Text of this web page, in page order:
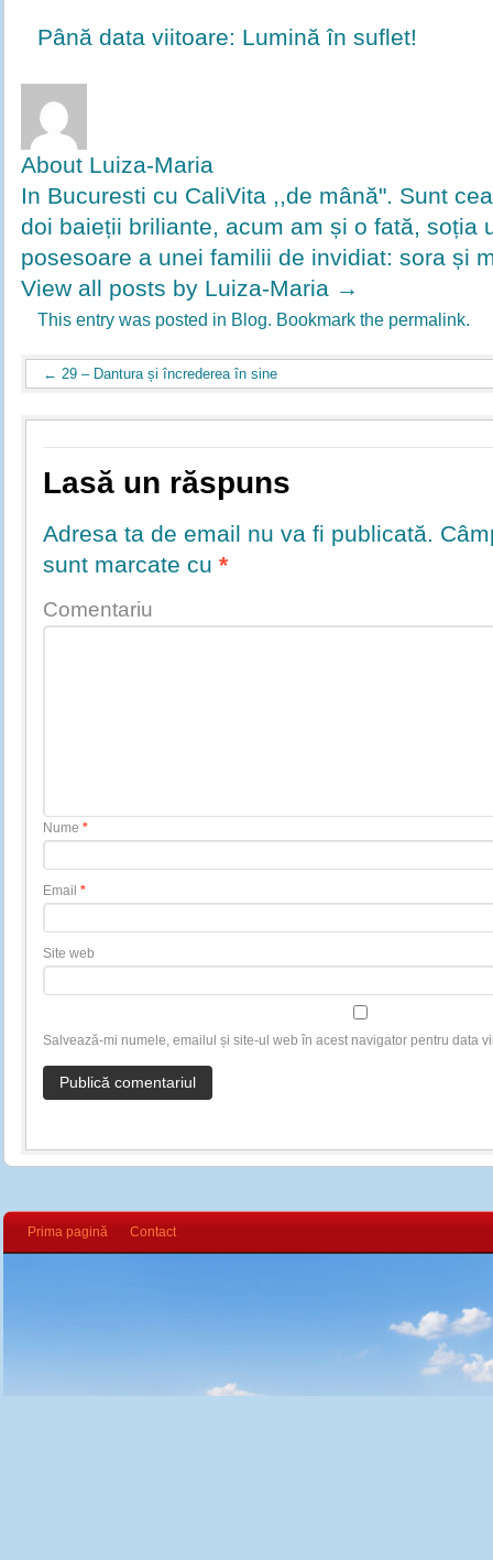
Până data viitoare: Lumină în suflet!
About Luiza-Maria
In Bucuresti cu CaliVita ,,de mână". Sunt
doi baieții briliante, acum am și o fată, soția
posesoare a unei familii de invidiat: sora și
View all posts by Luiza-Maria →
This entry was posted in Blog. Bookmark the permalink.
← 29 – Dantura și încrederea în sine
Lasă un răspuns
Adresa ta de email nu va fi publicată.
sunt marcate cu *
Comentariu
Nume *
Email *
Site web
Salvează-mi numele, emailul și site-ul web în acest navigator pentru data
Prima pagină Contact